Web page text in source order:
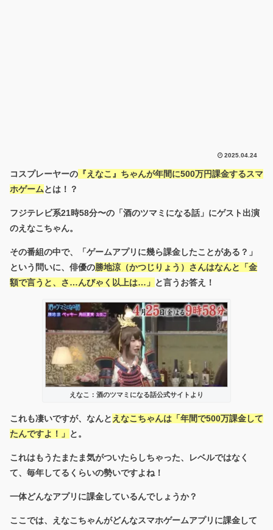
2025.04.24
コスプレーヤーの 『えなこ』ちゃんが年間に500万円課金するスマ
ホゲームとは！？
フジテレビ系21時58分〜の「酒のツマミになる話」にゲスト出演
のえなこちゃん。
その番組の中で、「ゲームアプリに幾ら課金したことがある？」
という問いに、俳優の勝地涼（かつじりょう）さんはなんと「金
額で言うと、さ…んびゃく以上は…」 と言うお答え！
えなこ：酒のツマミになる話公式サイトより
これも凄いですが、なんと えなこちゃんは「年間で500万課金して
たんですよ！」 と。
これはもうたまたま気がついたらしちゃった、レベルではなく
て、毎年してるくらいの勢いですよね！
一体どんなアプリに課金しているんでしょうか？
ここでは、えなこちゃんがどんなスマホゲームアプリに課金して